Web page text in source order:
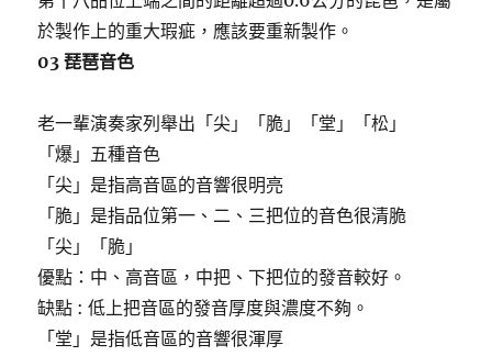
於製作上的重大瑕疵，應該要重新製作。
03 琵琶音色
老一輩演奏家列舉出「尖」「脆」「堂」「松」
「爆」五種音色
「尖」是指高音區的音響很明亮
「脆」是指品位第一、二、三把位的音色很清脆
「尖」「脆」
優點：中、高音區，中把、下把位的發音較好。
缺點 : 低上把音區的發音厚度與濃度不夠。
「堂」是指低音區的音響很渾厚